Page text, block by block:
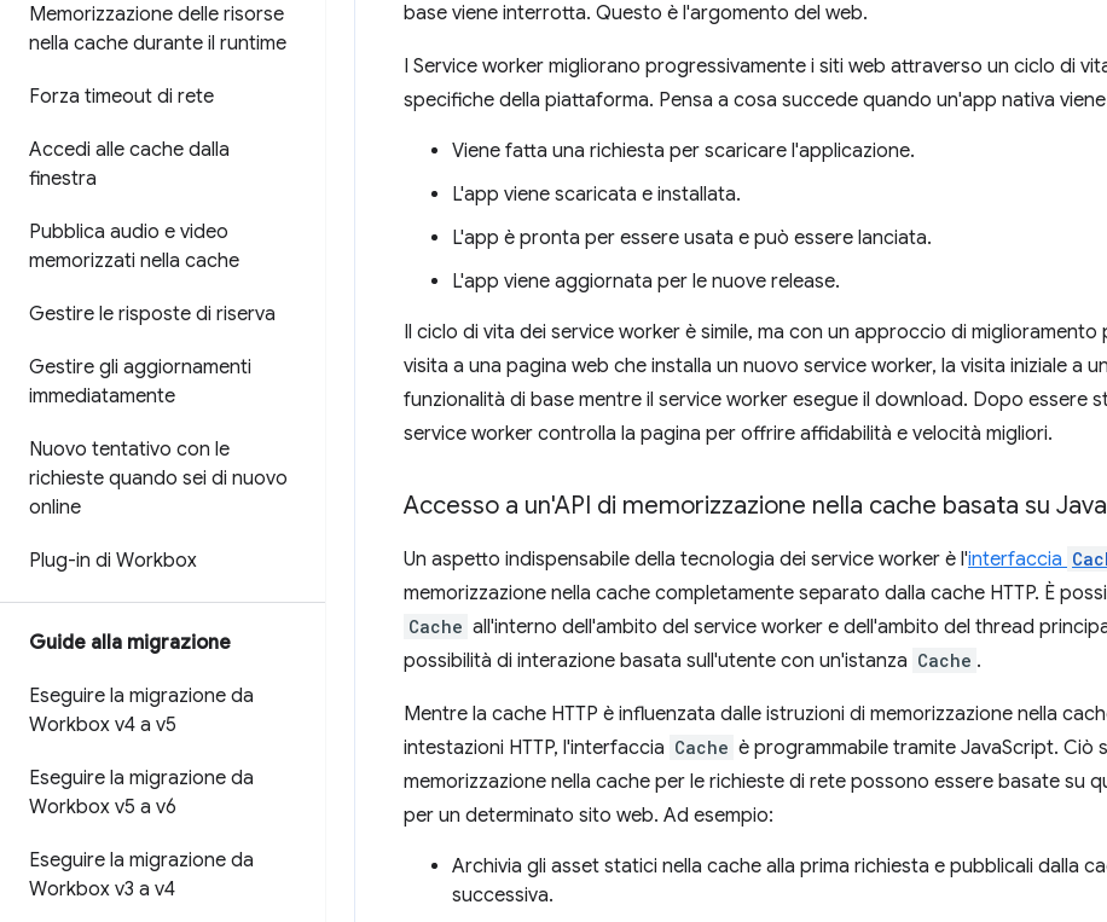
Memorizzazione delle risorse
nella cache durante il runtime
Forza timeout di rete
Accedi alle cache dalla
finestra
Pubblica audio e video
memorizzati nella cache
Gestire le risposte di riserva
Gestire gli aggiornamenti
immediatamente
Nuovo tentativo con le
richieste quando sei di nuovo
online
Plug-in di Workbox
Guide alla migrazione
Eseguire la migrazione da
Workbox v4 a v5
Eseguire la migrazione da
Workbox v5 a v6
Eseguire la migrazione da
Workbox v3 a v4
base viene interrotta. Questo è l'argomento del web.
I Service worker migliorano progressivamente i siti web attraverso un ciclo di
specifiche della piattaforma. Pensa a cosa succede quando un'app nativa
Viene fatta una richiesta per scaricare l'applicazione.
L'app viene scaricata e installata.
L'app è pronta per essere usata e può essere lanciata.
L'app viene aggiornata per le nuove release.
Il ciclo di vita dei service worker è simile, ma con un approccio di miglioramento
visita a una pagina web che installa un nuovo service worker, la visita iniziale a
funzionalità di base mentre il service worker esegue il download. Dopo essere
service worker controlla la pagina per offrire affidabilità e velocità migliori.
Accesso a un'API di memorizzazione nella cache basata su Java
Un aspetto indispensabile della tecnologia dei service worker è l'interfaccia
memorizzazione nella cache completamente separato dalla cache HTTP. È
Cache all'interno dell'ambito del service worker e dell'ambito del thread
possibilità di interazione basata sull'utente con un'istanza Cache .
Mentre la cache HTTP è influenzata dalle istruzioni di memorizzazione nella
intestazioni HTTP, l'interfaccia Cache è programmabile tramite JavaScript. Ciò
memorizzazione nella cache per le richieste di rete possono essere basate su
per un determinato sito web. Ad esempio:
Archivia gli asset statici nella cache alla prima richiesta e pubblicali dalla
successiva.